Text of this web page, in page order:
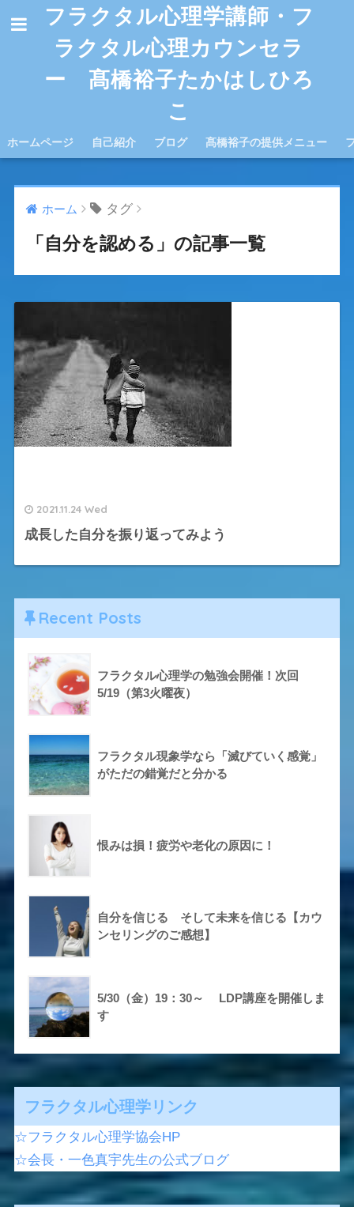
フラクタル心理学講師・フ
ラクタル心理カウンセラ
ー 髙橋裕子たかはしひろ
こ
ホームページ 自己紹介 ブログ 髙橋裕子の提供メニュー
ホーム タグ
「自分を認める」の記事一覧
2021.11.24 Wed
成長した自分を振り返ってみよう
Recent Posts
フラクタル心理学の勉強会開催！次回
5/19（第3火曜夜）
フラクタル現象学なら「滅びていく感覚」
がただの錯覚だと分かる
恨みは損！疲労や老化の原因に！
自分を信じる そして未来を信じる【カウ
ンセリングのご感想】
5/30（金）19：30～ LDP講座を開催しま
す
フラクタル心理学リンク
☆フラクタル心理学協会HP
☆会長・一色真宇先生の公式ブログ